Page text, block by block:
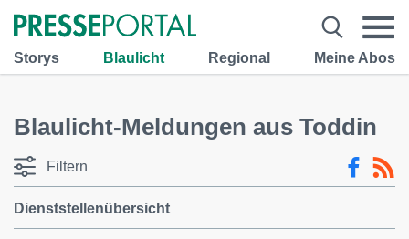
Storys Blaulicht Regional Meine Abos
Blaulicht-Meldungen aus Toddin
Filtern
Dienststellenübersicht